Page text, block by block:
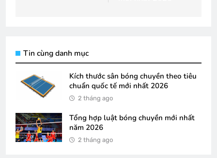
Tin cùng danh mục
Kích thước sân bóng chuyền theo tiêu
chuẩn quốc tế mới nhất 2026
2 tháng ago
Tổng hợp luật bóng chuyền mới nhất
năm 2026
2 tháng ago